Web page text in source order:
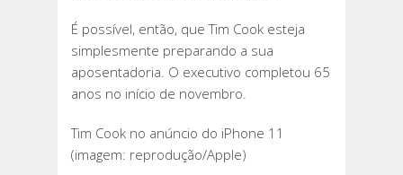
É possível, então, que Tim Cook esteja
simplesmente preparando a sua
aposentadoria. O executivo completou 65
anos no início de novembro.
Tim Cook no anúncio do iPhone 11
(imagem: reprodução/Apple)